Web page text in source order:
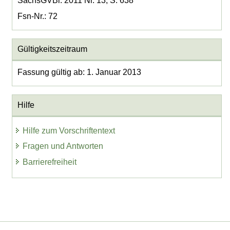
Fsn-Nr.: 72
Gültigkeitszeitraum
Fassung gültig ab: 1. Januar 2013
Hilfe
Hilfe zum Vorschriftentext
Fragen und Antworten
Barrierefreiheit